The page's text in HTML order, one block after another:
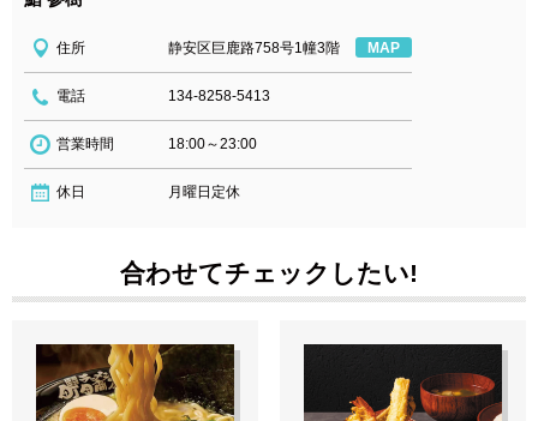
住所 静安区巨鹿路758号1幢3階 MAP
電話 134-8258-5413
営業時間 18:00～23:00
休日 月曜日定休
合わせてチェックしたい!